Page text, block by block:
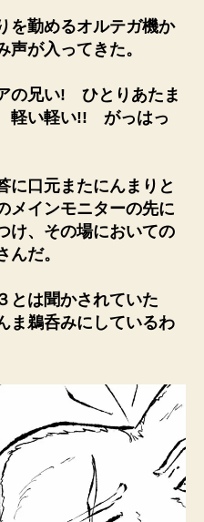
を勤めるオルテガ機か
声が入ってきた。
の兄い! ひとりあたま
軽い軽い!! がっはっ
口元またにんまりと
メインモニターの先に
け、その場においての
だ。
とは聞かされていた
ま鵜呑みにしているわ